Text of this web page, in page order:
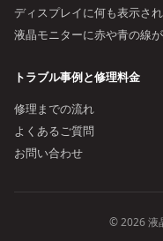
ディスプレイに何も表示さ
液晶モニターに赤や青の線
トラブル事例と修理料金
修理までの流れ
よくあるご質問
お問い合わせ
© 2026 液